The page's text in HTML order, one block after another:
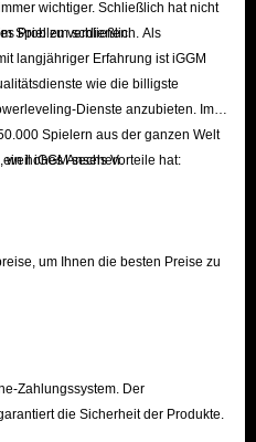
oder einer Kochstelle können
zu erzwingen oder
zu seltenen Verbrauchsgütern.
Lieferung
wichtiger. Schließlich hat nicht
Spiel zu verdienen.
Problem schließlich. Als
langjähriger Erfahrung ist iGGM
wie die billigste
Dienste anzubieten. Im
Spielern aus der ganzen Welt
hohes Ansehen.
weil iGGM sechs Vorteile hat:
um Ihnen die besten Preise zu
Zahlungssystem. Der
die Sicherheit der Produkte.